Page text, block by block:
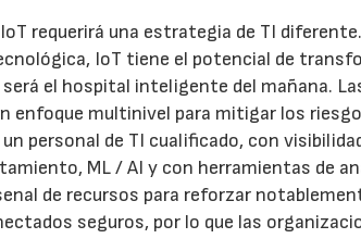
requerirá una estrategia de TI
IoT tiene el potencial de
el hospital inteligente del mañana.
enfoque multinivel para mitigar los
personal de TI cualificado, con
ML / AI y con herramientas de
de recursos para reforzar
seguros, por lo que las